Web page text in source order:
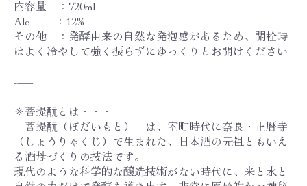
内容量 ：720ml
Alc ：12%
その他 ：発酵由来の自然な発泡感があるため、開栓時
はよく冷やして強く振らずにゆっくりとお開けください
-——
※菩提酛とは・・・
「菩提酛（ぼだいもと）」は、室町時代に奈良・正暦寺
（しょうりゃくじ）で生まれた、日本酒の元祖ともいえ
る酒母づくりの技法です。
現代のような科学的な醸造技術がない時代に、米と水と